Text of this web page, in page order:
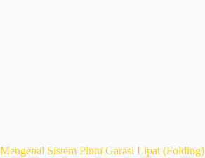
Mengenal Sistem Pintu Garasi Lipat (Folding)